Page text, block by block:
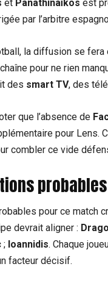
et Panathinaïkos est
par l’arbitre
la diffusion se fera
pour ne rien
des smart TV, des
que l’absence de
pour Lens.
combler ce vide
pour ce match
devrait aligner :
; Ioannidis. Chaque
facteur décisif.